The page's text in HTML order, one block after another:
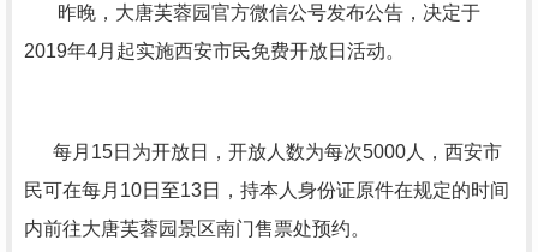
昨晚，大唐芙蓉园官方微信公号发布公告，决定于
2019年4月起实施西安市民免费开放日活动。
每月15日为开放日，开放人数为每次5000人，西安市
民可在每月10日至13日，持本人身份证原件在规定的时间
内前往大唐芙蓉园景区南门售票处预约。